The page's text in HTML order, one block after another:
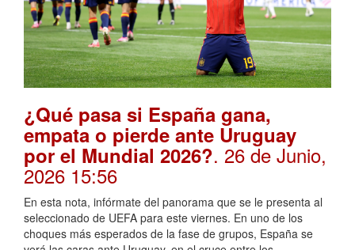
¿Qué pasa si España gana,
empata o pierde ante Uruguay
por el Mundial 2026?. 26 de Junio,
2026 15:56
En esta nota, infórmate del panorama que se le presenta al
seleccionado de UEFA para este viernes. En uno de los
choques más esperados de la fase de grupos, España se